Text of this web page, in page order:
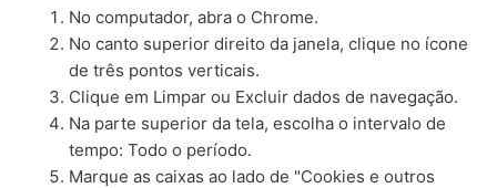
No computador, abra o Chrome.
No canto superior direito da janela, clique no ícone
de três pontos verticais.
Clique em Limpar ou Excluir dados de navegação.
Na parte superior da tela, escolha o intervalo de
tempo: Todo o período.
Marque as caixas ao lado de "Cookies e outros